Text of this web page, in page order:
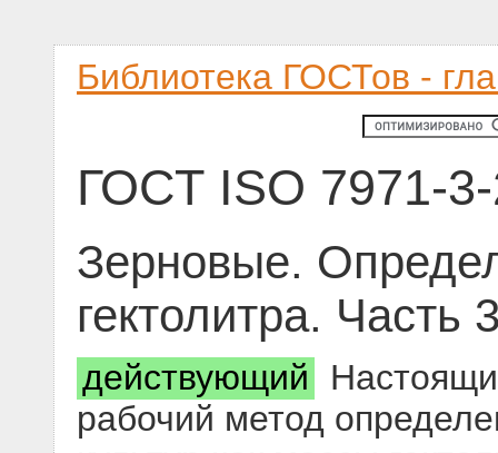
Библиотека ГОСТов -
ГОСТ ISO 7971-
Зерновые.
гектолитра. Часть
действующий
рабочий метод